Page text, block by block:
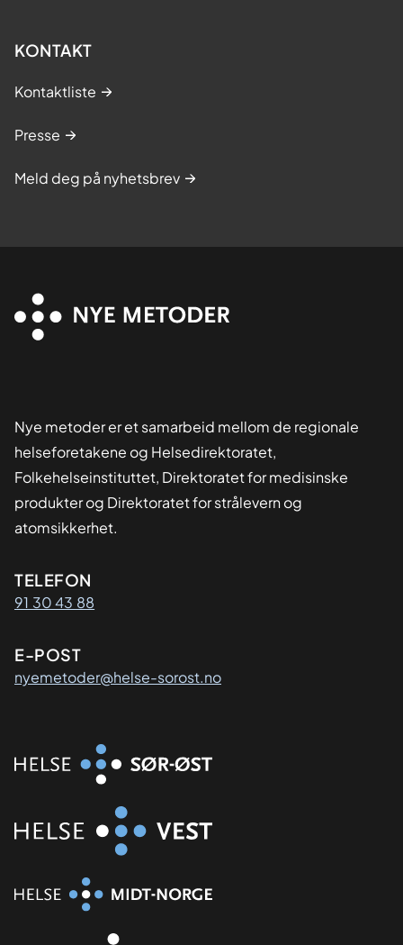
KONTAKT
Kontaktliste
Presse
Meld deg på nyhetsbrev
Nye metoder er et samarbeid mellom de regionale
helseforetakene og Helsedirektoratet,
Folkehelseinstituttet, Direktoratet for medisinske
produkter og Direktoratet for strålevern og
atomsikkerhet.
Kontaktinformasjon
TELEFON
91 30 43 88
E-POST
nyemetoder@helse-sorost.no
Organisasjon